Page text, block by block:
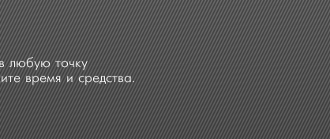
любую точку
время и средства.